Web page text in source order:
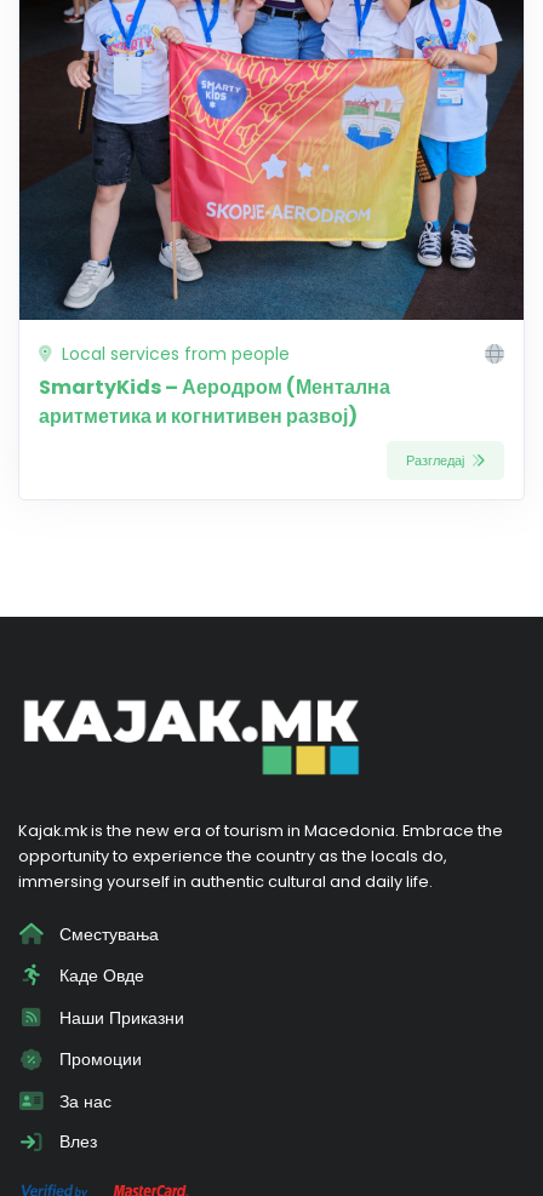
Local services from people
SmartyKids – Аеродром (Ментална
аритметика и когнитивен развој)
Разгледај
Kajak.mk is the new era of tourism in Macedonia. Embrace the
opportunity to experience the country as the locals do,
immersing yourself in authentic cultural and daily life.
Сместувања
Каде Овде
Наши Приказни
Промоции
За нас
Влез